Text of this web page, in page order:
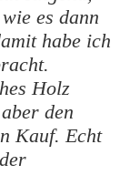
es dann
habe ich
Holz
den
Kauf. Echt